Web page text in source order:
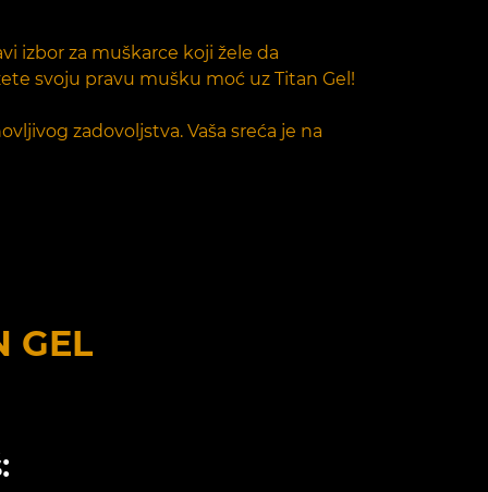
izbor za muškarce koji žele da
svoju pravu mušku moć uz Titan Gel!
zadovoljstva. Vaša sreća je na
GEL